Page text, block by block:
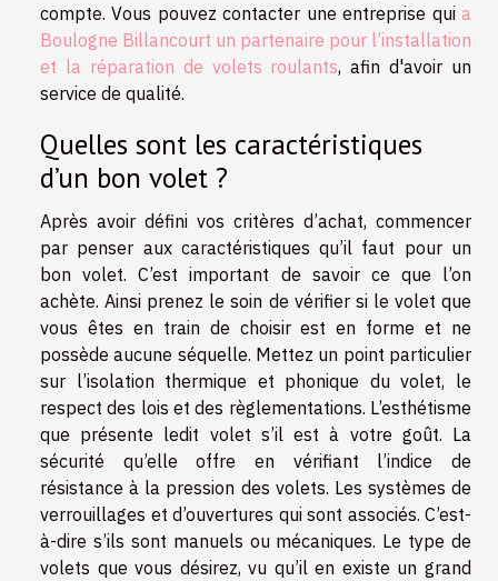
compte. Vous pouvez contacter une entreprise qui a
Boulogne Billancourt un partenaire pour l’installation
et la réparation de volets roulants, afin d'avoir un
service de qualité.
Quelles sont les caractéristiques
d’un bon volet ?
Après avoir défini vos critères d’achat, commencer
par penser aux caractéristiques qu’il faut pour un
bon volet. C’est important de savoir ce que l’on
achète. Ainsi prenez le soin de vérifier si le volet que
vous êtes en train de choisir est en forme et ne
possède aucune séquelle. Mettez un point particulier
sur l’isolation thermique et phonique du volet, le
respect des lois et des règlementations. L’esthétisme
que présente ledit volet s’il est à votre goût. La
sécurité qu’elle offre en vérifiant l’indice de
résistance à la pression des volets. Les systèmes de
verrouillages et d’ouvertures qui sont associés. C’est-
à-dire s’ils sont manuels ou mécaniques. Le type de
volets que vous désirez, vu qu’il en existe un grand